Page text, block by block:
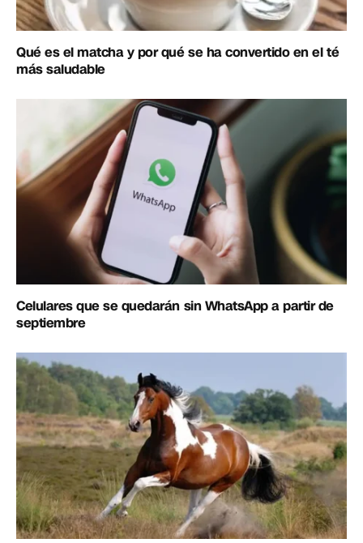
Qué es el matcha y por qué se ha convertido en el té
más saludable
Celulares que se quedarán sin WhatsApp a partir de
septiembre